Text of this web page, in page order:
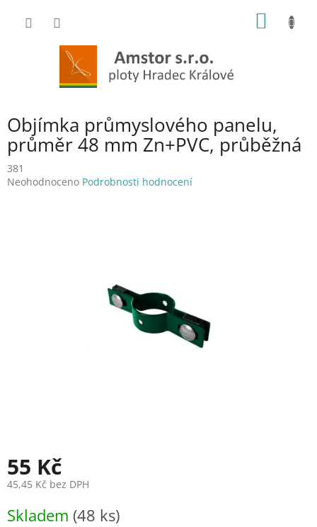
Objímka průmyslového panelu,
průměr 48 mm Zn+PVC, průběžná
381
Průměrné
Neohodnoceno Podrobnosti hodnocení
55 Kč
45,45 Kč bez DPH
cena:
Skladem (48 ks)